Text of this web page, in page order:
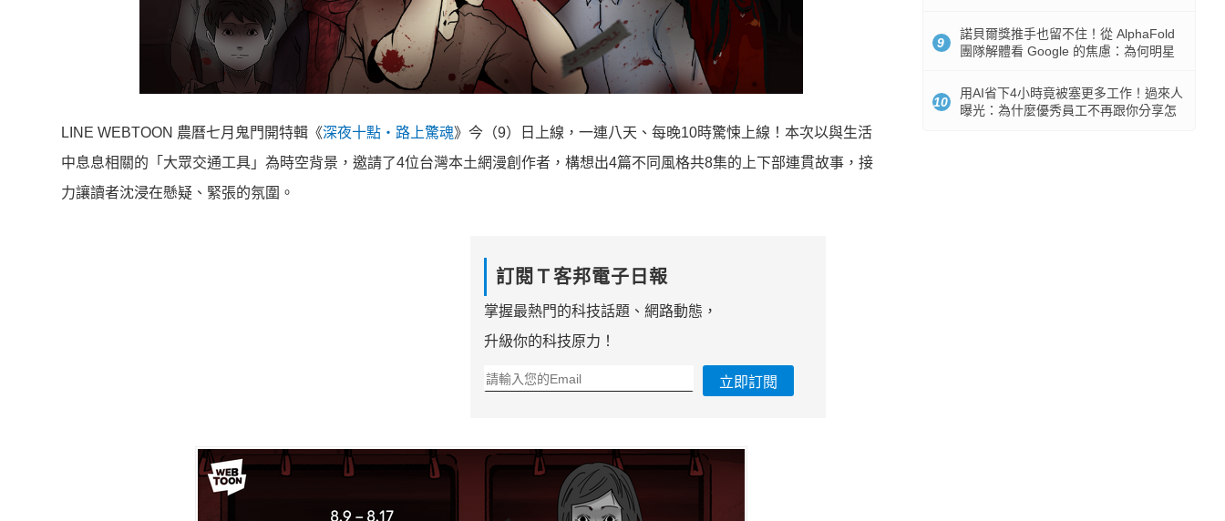
LINE WEBTOON 農曆七月鬼門開特輯《深夜十點・ 路上驚魂》今（9）日上線，一連八天、每晚10時驚悚上線！ 本次以與生活
中息息相關的「大眾交通工具」為時空背景， 邀請了4位台灣本土網漫創作者，構想出4篇不同風格共8集的上下部連貫故事，接
力讓讀者沈浸在懸疑、緊張的氛圍。
訂閱Ｔ客邦電子日報
掌握最熱門的科技話題、網路動態，
升級你的科技原力！
立即訂閱
9
諾貝爾獎推手也留不住！從 AlphaFold
團隊解體看 Google 的焦慮：為何明星
10
用AI省下4小時竟被塞更多工作！過來人
曝光：為什麼優秀員工不再跟你分享怎